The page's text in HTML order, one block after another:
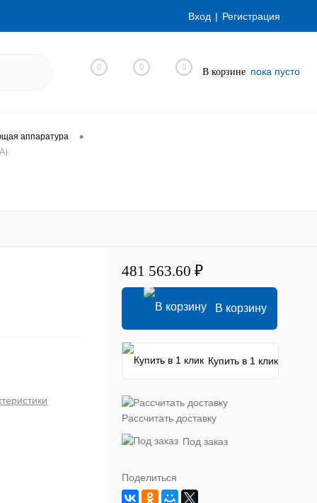
Вход Регистрация
0 0 0 В корзине пока пусто
аппаратура •
481 563.60 ₽
В корзину
Купить в 1 клик
Рассчитать доставку
Под заказ
Поделиться